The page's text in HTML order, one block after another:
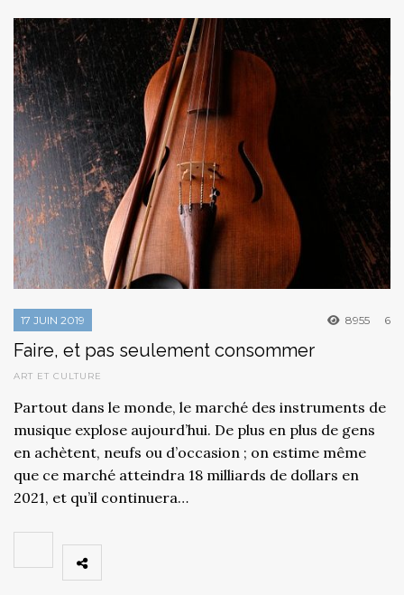
17 JUIN 2019 8955 6
Faire, et pas seulement consommer
ART ET CULTURE
Partout dans le monde, le marché des instruments de
musique explose aujourd’hui. De plus en plus de gens
en achètent, neufs ou d’occasion ; on estime même
que ce marché atteindra 18 milliards de dollars en
2021, et qu’il continuera…